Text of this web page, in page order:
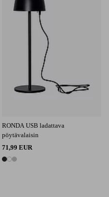
RONDA USB ladattava
pöytävalaisin
71,99 EUR
3 värejä